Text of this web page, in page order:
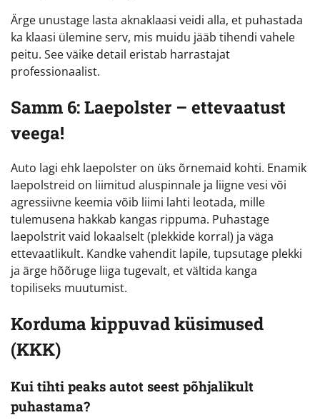
Ärge unustage lasta aknaklaasi veidi alla, et puhastada
ka klaasi ülemine serv, mis muidu jääb tihendi vahele
peitu. See väike detail eristab harrastajat
professionaalist.
Samm 6: Laepolster – ettevaatust
veega!
Auto lagi ehk laepolster on üks õrnemaid kohti. Enamik
laepolstreid on liimitud aluspinnale ja liigne vesi või
agressiivne keemia võib liimi lahti leotada, mille
tulemusena hakkab kangas rippuma. Puhastage
laepolstrit vaid lokaalselt (plekkide korral) ja väga
ettevaatlikult. Kandke vahendit lapile, tupsutage plekki
ja ärge hõõruge liiga tugevalt, et vältida kanga
topiliseks muutumist.
Korduma kippuvad küsimused
(KKK)
Kui tihti peaks autot seest põhjalikult
puhastama?